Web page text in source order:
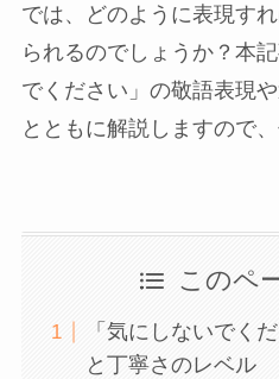
では、どのように表現す
られるのでしょうか？本
でください」の敬語表現
とともに解説しますので
このペ
「気にしないでく
と丁寧さのレベル